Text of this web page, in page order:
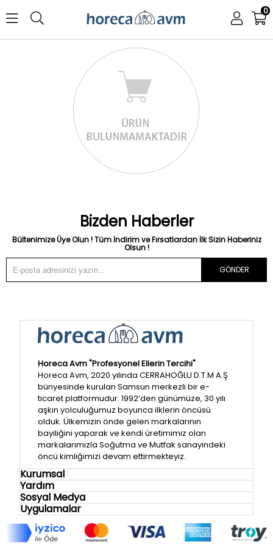
0
Bizden Haberler
Bültenimize Üye Olun ! Tüm İndirim ve Fırsatlardan İlk Sizin Haberiniz
Olsun !
GÖNDER
Horeca Avm "Profesyonel Ellerin Tercihi"
Horeca Avm, 2020 yılında CERRAHOĞLU D.T.M A.Ş
bünyesinde kurulan Samsun merkezli bir e-
ticaret platformudur. 1992’den günümüze, 30 yılı
aşkın yolculuğumuz boyunca ilklerin öncüsü
olduk. Ülkemizin önde gelen markalarının
bayiliğini yaparak ve kendi üretimimiz olan
markalarımızla Soğutma ve Mutfak sanayindeki
öncü kimliğimizi devam ettirmekteyiz.
Kurumsal
Yardım
Sosyal Medya
Uygulamalar